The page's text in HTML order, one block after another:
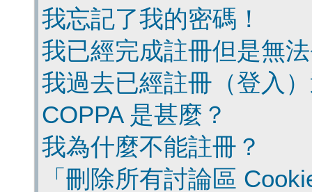
我忘記了我的密碼！
我已經完成註冊但是無
我過去已經註冊（登入
COPPA 是甚麼？
我為什麼不能註冊？
「刪除所有討論區